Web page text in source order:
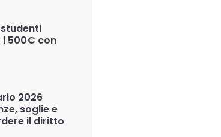
500€ con
2026
soglie e
il diritto